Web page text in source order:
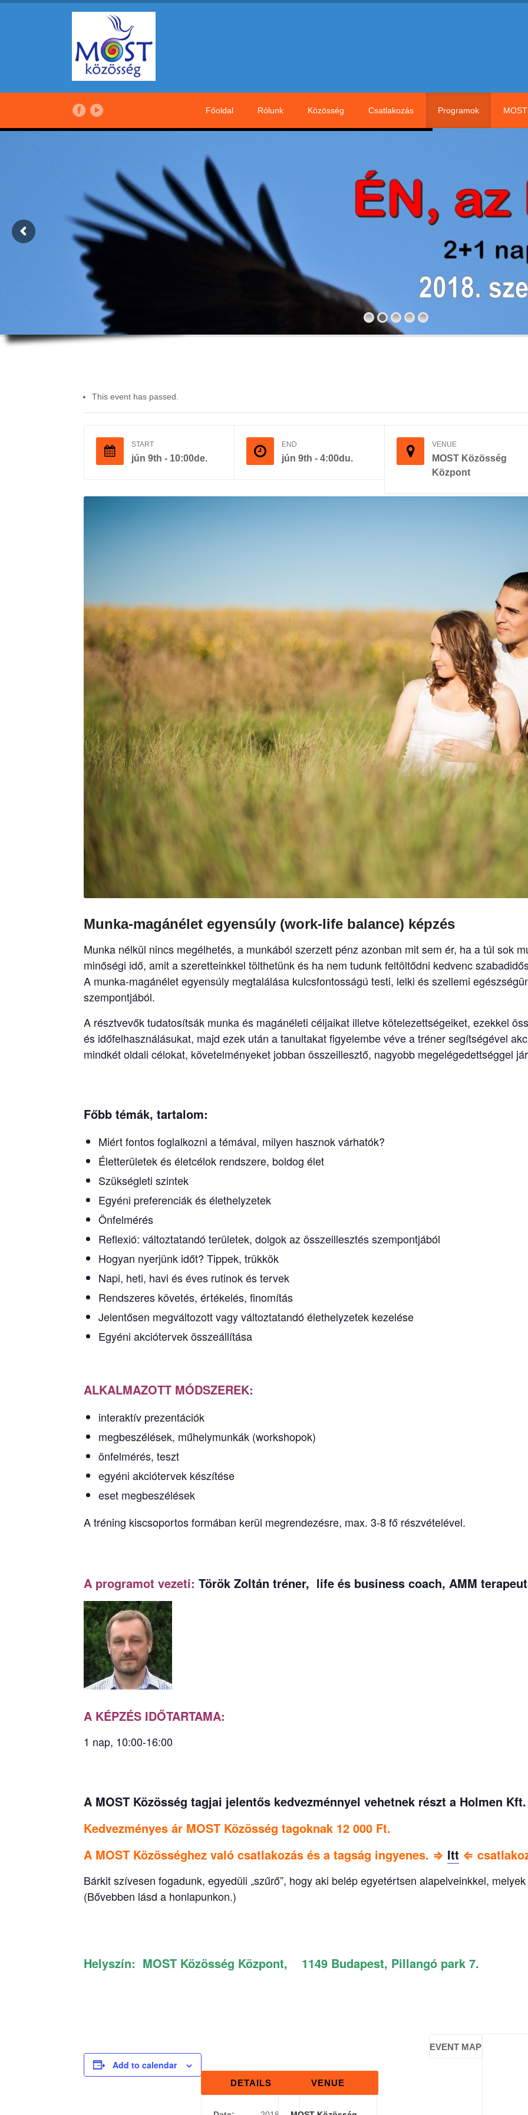
Főoldal Rólunk Közösség Csatlakozás Programok
This event has passed.
START
jún 9th - 10:00de.
END
jún 9th - 4:00du.
VENUE
MOST Közösség
Központ
Munka-magánélet egyensúly (work-life balance) képzés
Munka nélkül nincs megélhetés, a munkából szerzett pénz azonban mit sem ér, ha a túl sok
minőségi idő, amit a szeretteinkkel tölthetünk és ha nem tudunk feltöltődni kedvenc
A munka-magánélet egyensúly megtalálása kulcsfontosságú testi, lelki és szellemi
szempontjából.
A résztvevők tudatosítsák munka és magánéleti céljaikat illetve kötelezettségeiket, ezekkel
és időfelhasználásukat, majd ezek után a tanultakat figyelembe véve a tréner segítségével
mindkét oldali célokat, követelményeket jobban összeillesztő, nagyobb megelégedettséggel
Főbb témák, tartalom:
Miért fontos foglalkozni a témával, milyen hasznok várhatók?
Életterületek és életcélok rendszere, boldog élet
Szükségleti szintek
Egyéni preferenciák és élethelyzetek
Önfelmérés
Reflexió: változtatandó területek, dolgok az összeillesztés szempontjából
Hogyan nyerjünk időt? Tippek, trükkök
Napi, heti, havi és éves rutinok és tervek
Rendszeres követés, értékelés, finomítás
Jelentősen megváltozott vagy változtatandó élethelyzetek kezelése
Egyéni akciótervek összeállítása
ALKALMAZOTT MÓDSZEREK:
interaktív prezentációk
megbeszélések, műhelymunkák (workshopok)
önfelmérés, teszt
egyéni akciótervek készítése
eset megbeszélések
A tréning kiscsoportos formában kerül megrendezésre, max. 3-8 fő részvételével.
A programot vezeti: Török Zoltán tréner, life és business coach, AMM
A KÉPZÉS IDŐTARTAMA:
1 nap, 10:00-16:00
A MOST Közösség tagjai jelentős kedvezménnyel vehetnek részt a Holmen
Kedvezményes ár MOST Közösség tagoknak 12 000 Ft.
A MOST Közösséghez való csatlakozás és a tagság ingyenes. ⇒ Itt ⇐
Bárkit szívesen fogadunk, egyedüli „szűrő”, hogy aki belép egyetértsen alapelveinkkel,
(Bővebben lásd a honlapunkon.)
Helyszín: MOST Közösség Központ, 1149 Budapest, Pillangó park 7.
Add to calendar
DETAILS VENUE
EVENT MAP